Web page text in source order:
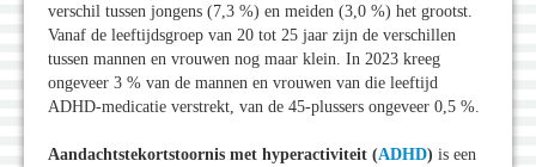
verschil tussen jongens (7,3 %) en meiden (3,0 %) het grootst.
Vanaf de leeftijdsgroep van 20 tot 25 jaar zijn de verschillen
tussen mannen en vrouwen nog maar klein. In 2023 kreeg
ongeveer 3 % van de mannen en vrouwen van die leeftijd
ADHD-medicatie verstrekt, van de 45-plussers ongeveer 0,5 %.
Aandachtstekortstoornis met hyperactiviteit (ADHD) is een